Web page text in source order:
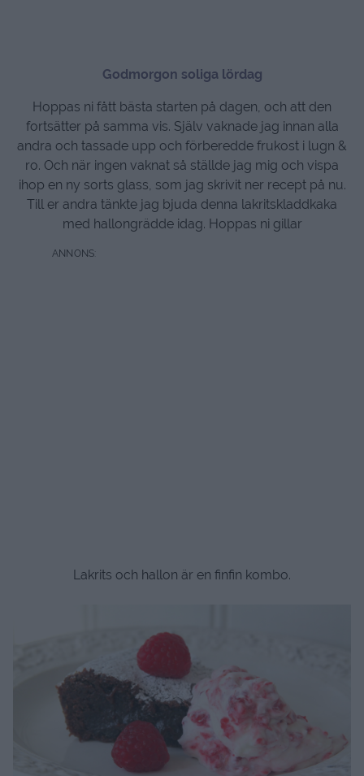
Godmorgon soliga lördag
Hoppas ni fått bästa starten på dagen, och att den
fortsätter på samma vis. Själv vaknade jag innan alla
andra och tassade upp och förberedde frukost i lugn &
ro. Och när ingen vaknat så ställde jag mig och vispa
ihop en ny sorts glass, som jag skrivit ner recept på nu.
Till er andra tänkte jag bjuda denna lakritskladdkaka
med hallongrädde idag. Hoppas ni gillar
Lakrits och hallon är en finfin kombo.